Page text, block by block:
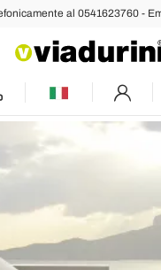
al 0541623760 -
da Giardino in
a Mano –